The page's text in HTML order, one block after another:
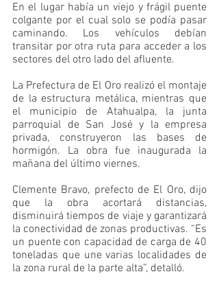
En el lugar había un viejo y frágil puente
colgante por el cual solo se podía pasar
caminando. Los vehículos debían
transitar por otra ruta para acceder a los
sectores del otro lado del afluente.
La Prefectura de El Oro realizó el montaje
de la estructura metálica, mientras que
el municipio de Atahualpa, la junta
parroquial de San José y la empresa
privada, construyeron las bases de
hormigón. La obra fue inaugurada la
mañana del último viernes.
Clemente Bravo, prefecto de El Oro, dijo
que la obra acortará distancias,
disminuirá tiempos de viaje y garantizará
la conectividad de zonas productivas. “Es
un puente con capacidad de carga de 40
toneladas que une varias localidades de
la zona rural de la parte alta”, detalló.